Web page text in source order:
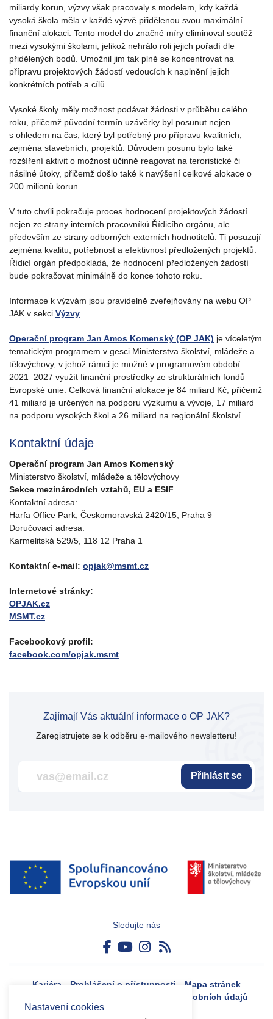
miliardy korun, výzvy však pracovaly s modelem, kdy každá
vysoká škola měla v každé výzvě přidělenou svou maximální
finanční alokaci. Tento model do značné míry eliminoval soutěž
mezi vysokými školami, jelikož nehrálo roli jejich pořadí dle
přidělených bodů. Umožnil jim tak plně se koncentrovat na
přípravu projektových žádostí vedoucích k naplnění jejich
konkrétních potřeb a cílů.
Vysoké školy měly možnost podávat žádosti v průběhu celého
roku, přičemž původní termín uzávěrky byl posunut nejen
s ohledem na čas, který byl potřebný pro přípravu kvalitních,
zejména stavebních, projektů. Důvodem posunu bylo také
rozšíření aktivit o možnost účinně reagovat na teroristické či
násilné útoky, přičemž došlo také k navýšení celkové alokace o
200 milionů korun.
V tuto chvíli pokračuje proces hodnocení projektových žádostí
nejen ze strany interních pracovníků Řídicího orgánu, ale
především ze strany odborných externích hodnotitelů. Ti posuzují
zejména kvalitu, potřebnost a efektivnost předložených projektů.
Řídicí orgán předpokládá, že hodnocení předložených žádostí
bude pokračovat minimálně do konce tohoto roku.
Informace k výzvám jsou pravidelně zveřejňovány na webu OP
JAK v sekci Výzvy
Operační program Jan Amos Komenský (OP JAK) je víceletým
tematickým programem v gesci Ministerstva školství, mládeže a
tělovýchovy, v jehož rámci je možné v programovém období
2021–2027 využít finanční prostředky ze strukturálních fondů
Evropské unie. Celková finanční alokace je 84 miliard Kč, přičemž
41 miliard je určených na podporu výzkumu a vývoje, 17 miliard
na podporu vysokých škol a 26 miliard na regionální školství.
Kontaktní údaje
Operační program Jan Amos Komenský
Ministerstvo školství, mládeže a tělovýchovy
Sekce mezinárodních vztahů, EU a ESIF
Kontaktní adresa:
Harfa Office Park, Českomoravská 2420/15, Praha 9
Doručovací adresa:
Karmelitská 529/5, 118 12 Praha 1
Kontaktní e-mail: opjak@msmt.cz
Internetové stránky:
OPJAK.cz
MSMT.cz
Facebookový profil:
facebook.com/opjak.msmt
Zajímají Vás aktuální informace o OP JAK?
Zaregistrujete se k odběru e-mailového newsletteru!
Přihlásit se
Sledujte nás
Kariéra Prohlášení o přístupnosti
Mapa stránek
Zásady ochrany osobních údajů
Nastavení cookies